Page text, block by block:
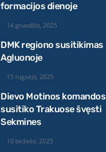
formacijos dienoje
14 gruodžio, 2025
DMK regiono susitikimas
Agluonoje
15 rugsėjo, 2025
Dievo Motinos komandos
susitiko Trakuose švęsti
Sekmines
10 birželio, 2025